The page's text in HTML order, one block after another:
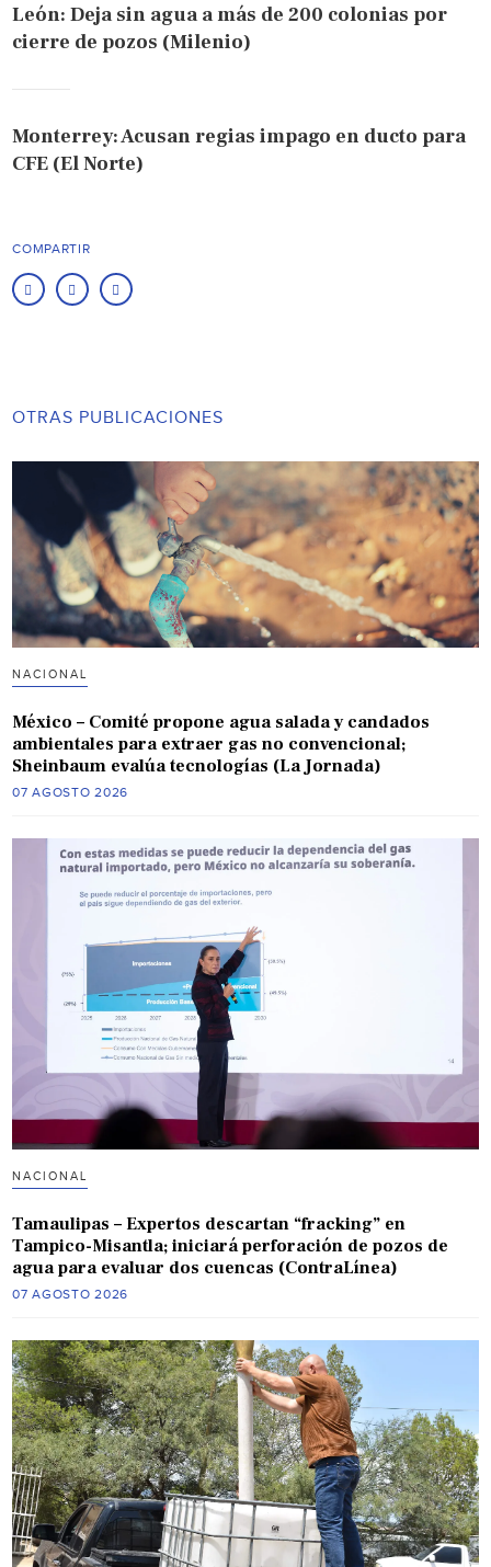
León: Deja sin agua a más de 200 colonias por
cierre de pozos (Milenio)
Monterrey: Acusan regias impago en ducto para
CFE (El Norte)
COMPARTIR
OTRAS PUBLICACIONES
NACIONAL
México – Comité propone agua salada y candados
ambientales para extraer gas no convencional;
Sheinbaum evalúa tecnologías (La Jornada)
07 AGOSTO 2026
NACIONAL
Tamaulipas – Expertos descartan “fracking” en
Tampico-Misantla; iniciará perforación de pozos de
agua para evaluar dos cuencas (ContraLínea)
07 AGOSTO 2026